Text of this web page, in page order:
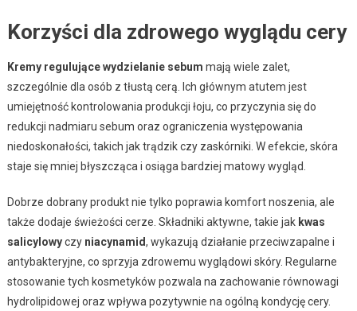
Korzyści dla zdrowego wyglądu cery
Kremy regulujące wydzielanie sebum mają wiele zalet,
szczególnie dla osób z tłustą cerą. Ich głównym atutem jest
umiejętność kontrolowania produkcji łoju, co przyczynia się do
redukcji nadmiaru sebum oraz ograniczenia występowania
niedoskonałości, takich jak trądzik czy zaskórniki. W efekcie, skóra
staje się mniej błyszcząca i osiąga bardziej matowy wygląd.
Dobrze dobrany produkt nie tylko poprawia komfort noszenia, ale
także dodaje świeżości cerze. Składniki aktywne, takie jak kwas
salicylowyczy niacynamid, wykazują działanie przeciwzapalne i
antybakteryjne, co sprzyja zdrowemu wyglądowi skóry. Regularne
stosowanie tych kosmetyków pozwala na zachowanie równowagi
hydrolipidowej oraz wpływa pozytywnie na ogólną kondycję cery.